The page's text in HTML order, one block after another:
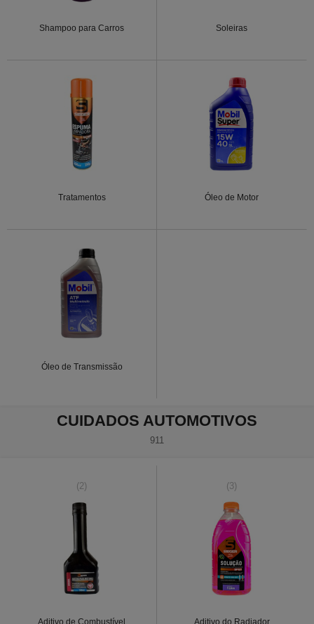
Shampoo para Carros Soleiras
Tratamentos Óleo de Motor
Óleo de Transmissão
CUIDADOS AUTOMOTIVOS
911
(2)
Aditivo de Combustível
(3)
Aditivo do Radiador